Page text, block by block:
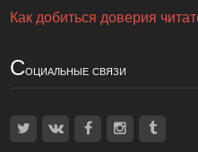
Как добиться доверия
Социальные связи